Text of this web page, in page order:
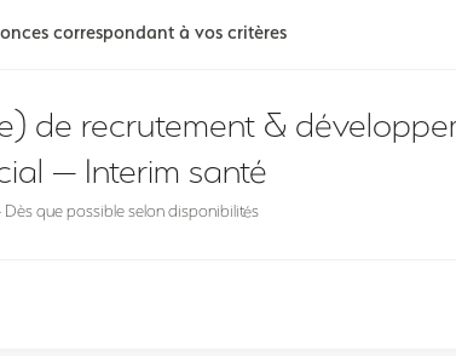
correspondant à vos critères
de recrutement &
— Interim santé
Dès que possible selon disponibilités